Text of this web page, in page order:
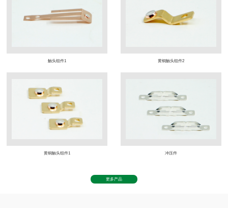
触头组件1 黄铜触头组件2
黄铜触头组件1 冲压件
更多产品